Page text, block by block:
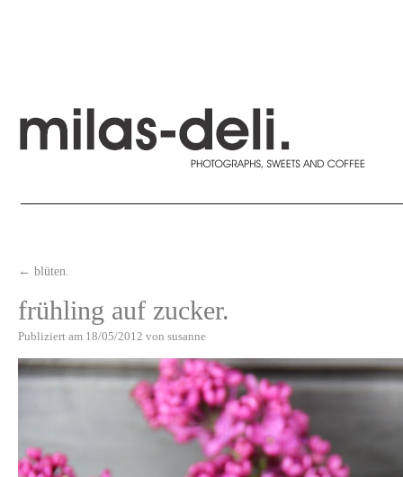
← blüten.
frühling auf zucker.
Publiziert am 18/05/2012 von susanne